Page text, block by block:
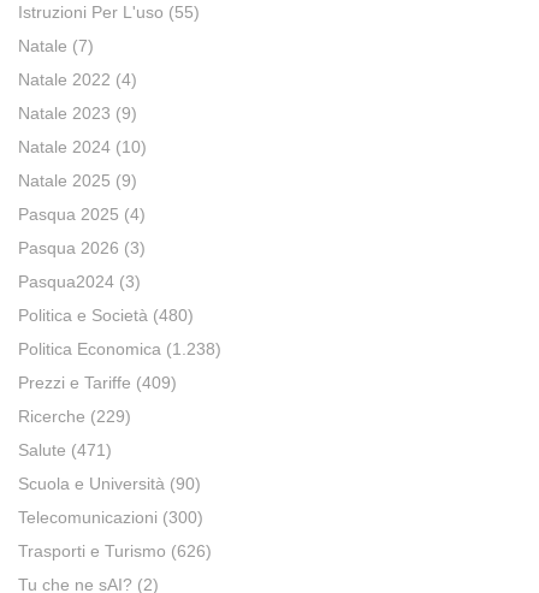
Istruzioni Per L'uso (55)
Natale (7)
Natale 2022 (4)
Natale 2023 (9)
Natale 2024 (10)
Natale 2025 (9)
Pasqua 2025 (4)
Pasqua 2026 (3)
Pasqua2024 (3)
Politica e Società (480)
Politica Economica (1.238)
Prezzi e Tariffe (409)
Ricerche (229)
Salute (471)
Scuola e Università (90)
Telecomunicazioni (300)
Trasporti e Turismo (626)
Tu che ne sAI? (2)